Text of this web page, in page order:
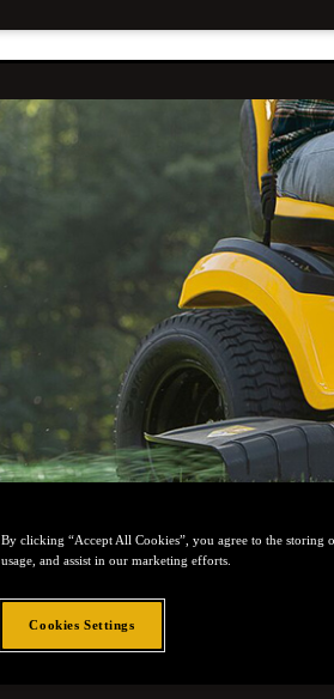
By clicking “Accept All Cookies”, you agree to the storing
usage, and assist in our marketing efforts.
Cookies Settings